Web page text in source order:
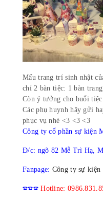
Mấu trang trí sinh nhật
chỉ 2 bàn tiệc: 1 bàn
Còn ý tưởng cho buổi
Các phụ huynh hãy gửi
phục vụ nhé <3 <3 <3
Công ty cổ phần sự kiện
Đ/c: ngõ 82 Mễ Trì Hạ,
Fanpage: Công ty sự kiện
☎️☎️☎️Hotline: